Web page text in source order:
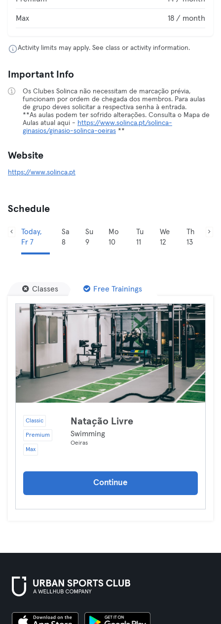
Max 18 / month
Activity limits may apply. See class or activity information.
Important Info
Os Clubes Solinca não necessitam de marcação prévia,
funcionam por ordem de chegada dos membros. Para aulas
de grupo deves solicitar a respectiva senha à entrada.
**As aulas podem ter sofrido alterações. Consulta o Mapa de
Aulas atual aqui - https://www.solinca.pt/solinca-
ginasios/ginasio-solinca-oeiras **
Website
https://www.solinca.pt
Schedule
Today,
Fr 7
Sa
8
Su
9
Mo
10
Tu
11
We
12
Th
13
Classes Free Trainings
Classic
Premium
Max
Natação Livre
Swimming
Oeiras
Continue